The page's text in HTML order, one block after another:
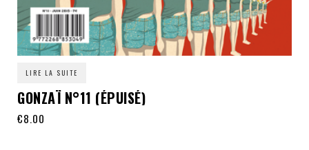
LIRE LA SUITE
GONZAÏ N°11 (ÉPUISÉ)
€8.00